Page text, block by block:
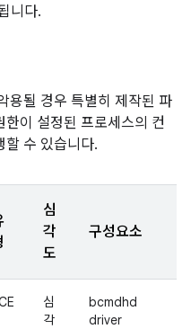
니다.
용될 경우 특별히 제작된 파
이 설정된 프로세스의 컨
할 수 있습니다.
심
각
도
구성요소
심
각
bcmdhd
driver